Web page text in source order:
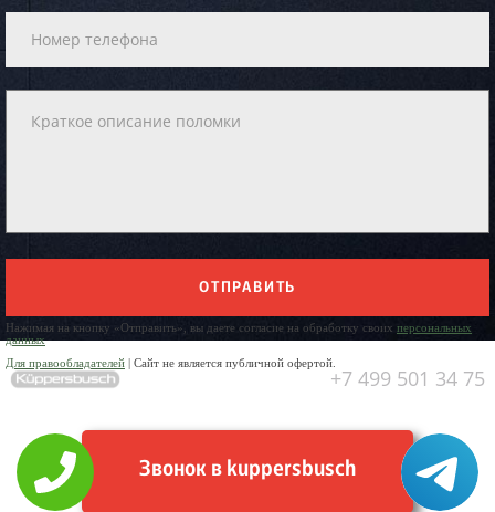
ОТПРАВИТЬ
Нажимая на кнопку «Отправить», вы даете согласие на обработку своих персональных
данных
Для правообладателей | Сайт не является публичной офертой.
+7 499 501 34 75
Звонок в kuppersbusch